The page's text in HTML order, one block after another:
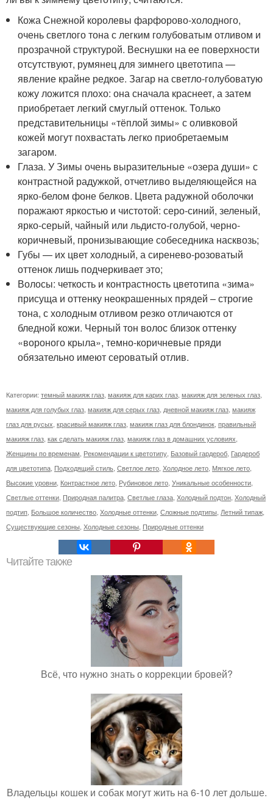
Кожа Снежной королевы фарфорово-холодного,
очень светлого тона с легким голубоватым отливом и
прозрачной структурой. Веснушки на ее поверхности
отсутствуют, румянец для зимнего цветотипа —
явление крайне редкое. Загар на светло-голубоватую
кожу ложится плохо: она сначала краснеет, а затем
приобретает легкий смуглый оттенок. Только
представительницы «тёплой зимы» с оливковой
кожей могут похвастать легко приобретаемым
загаром.
Глаза. У Зимы очень выразительные «озера души» с
контрастной радужкой, отчетливо выделяющейся на
ярко-белом фоне белков. Цвета радужной оболочки
поражают яркостью и чистотой: серо-синий, зеленый,
ярко-серый, чайный или льдисто-голубой, черно-
коричневый, пронизывающие собеседника насквозь;
Губы — их цвет холодный, а сиренево-розоватый
оттенок лишь подчеркивает это;
Волосы: четкость и контрастность цветотипа «зима»
присуща и оттенку неокрашенных прядей – строгие
тона, с холодным отливом резко отличаются от
бледной кожи. Черный тон волос близок оттенку
«вороного крыла», темно-коричневые пряди
обязательно имеют сероватый отлив.
Категории: темный макияж глаз, макияж для карих глаз, макияж для зеленых глаз,
макияж для голубых глаз, макияж для серых глаз, дневной макияж глаз, макияж
глаз для русых, красивый макияж глаз, макияж глаз для блондинок, правильный
макияж глаз, как сделать макияж глаз, макияж глаз в домашних условиях,
Женщины по временам, Рекомендации к цветотипу, Базовый гардероб, Гардероб
для цветотипа, Подходящий стиль, Светлое лето, Холодное лето, Мягкое лето,
Высокие уровни, Контрастное лето, Рубиновое лето, Уникальные особенности,
Светлые оттенки, Природная палитра, Светлые глаза, Холодный подтон, Холодный
подтип, Большое количество, Холодные оттенки, Сложные подтипы, Летний типаж,
Существующие сезоны, Холодные сезоны, Природные оттенки
Читайте также
Всё, что нужно знать о коррекции бровей?
Владельцы кошек и собак могут жить на 6-10 лет дольше.